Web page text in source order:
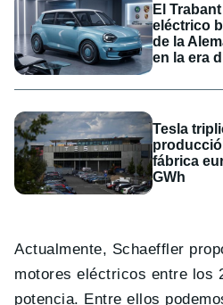
El
eléctrico
de la
en la era
Tesla
fábrica
GWh
Actualmente, Schaeffler
motores eléctricos entre los
potencia. Entre ellos